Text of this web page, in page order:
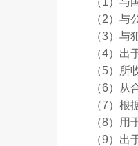
（2）与
（3）与
（4）出
（5）所
（6）从
（7）根
（8）用
（9）